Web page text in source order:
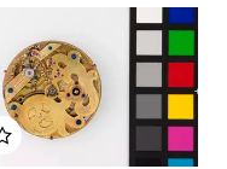
Zu meinem Album